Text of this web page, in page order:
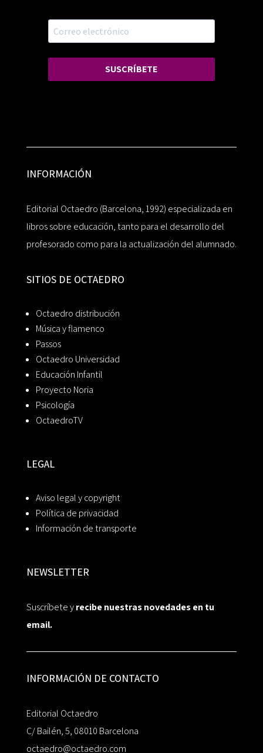
SUSCRÍBETE
INFORMACIÓN
Editorial Octaedro (Barcelona, 1992) especializada en
libros sobre educación, tanto para el desarrollo del
profesorado como para la actualización del alumnado.
SITIOS DE OCTAEDRO
Octaedro distribución
Música y flamenco
Passos
Octaedro Universidad
Educación Infantil
Proyecto Noria
Psicología
OctaedroTV
LEGAL
Aviso legal y copyright
Política de privacidad
Información de transporte
NEWSLETTER
Suscríbete yrecibe nuestras novedades en tu
email.
INFORMACIÓN DE CONTACTO
Editorial Octaedro
C/ Bailén, 5, 08010 Barcelona
octaedro@octaedro.com